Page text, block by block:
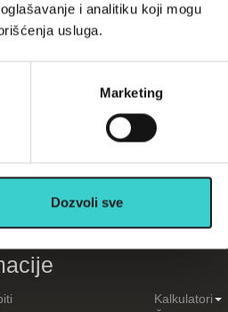
i analitiku koji mogu
usluga.
Marketing
Dozvoli sve
Kalkulatori